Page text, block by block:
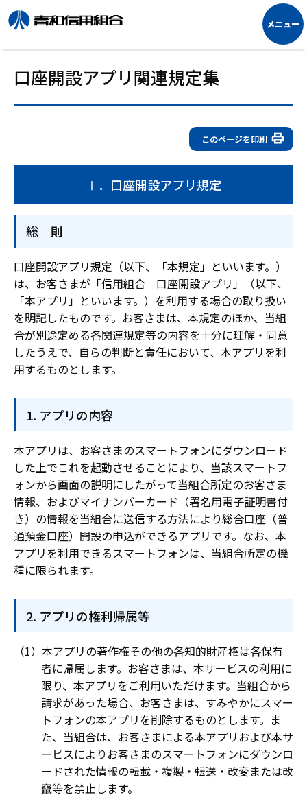
口座開設アプリ関連規定集
このページを印刷
Ⅰ．口座開設アプリ規定
総 則
口座開設アプリ規定（以下、「本規定」といいます。）
は、お客さまが「信用組合 口座開設アプリ」（以下、
「本アプリ」といいます。）を利用する場合の取り扱い
を明記したものです。お客さまは、本規定のほか、当組
合が別途定める各関連規定等の内容を十分に理解・同意
したうえで、自らの判断と責任において、本アプリを利
用するものとします。
アプリの内容
本アプリは、お客さまのスマートフォンにダウンロード
した上でこれを起動させることにより、当該スマートフ
ォンから画面の説明にしたがって当組合所定のお客さま
情報、およびマイナンバーカード（署名用電子証明書付
き）の情報を当組合に送信する方法により総合口座（普
通預金口座）開設の申込ができるアプリです。なお、本
アプリを利用できるスマートフォンは、当組合所定の機
種に限られます。
アプリの権利帰属等
本アプリの著作権その他の各知的財産権は各保有
者に帰属します。お客さまは、本サービスの利用に
限り、本アプリをご利用いただけます。当組合から
請求があった場合、お客さまは、すみやかにスマー
トフォンの本アプリを削除するものとします。ま
た、当組合は、お客さまによる本アプリおよび本サ
ービスによりお客さまのスマートフォンにダウンロ
ードされた情報の転載・複製・転送・改変または改
竄等を禁止します。